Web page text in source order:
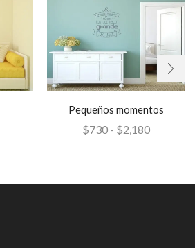
Pequeños momentos
$730 - $2,180